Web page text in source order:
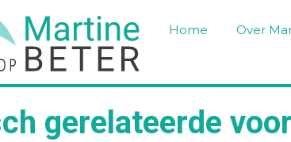
Home Over
gerelateerde